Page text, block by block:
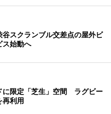
スクランブル交差点の屋外ビ
始動へ
に限定「芝生」空間 ラグビー
再利用